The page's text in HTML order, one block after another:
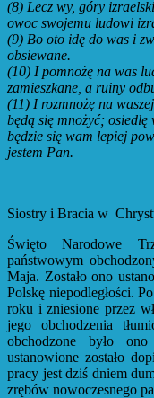
(8) Lecz wy, góry
owoc swojemu ludowi
(9) Bo oto idę do was i
obsiewane.
(10) I pomnożę na was
zamieszkane, a ruiny
(11) I rozmnożę na
będą się mnożyć;
będzie się wam lepiej
jestem Pan.
Siostry i Bracia w
Święto Narodowe
państwowym
Maja. Zostało ono
Polskę niepodległości.
roku i zniesione przez
jego obchodzenia
obchodzone było
ustanowione zostało
pracy jest dziś dniem
zrębów nowoczesnego